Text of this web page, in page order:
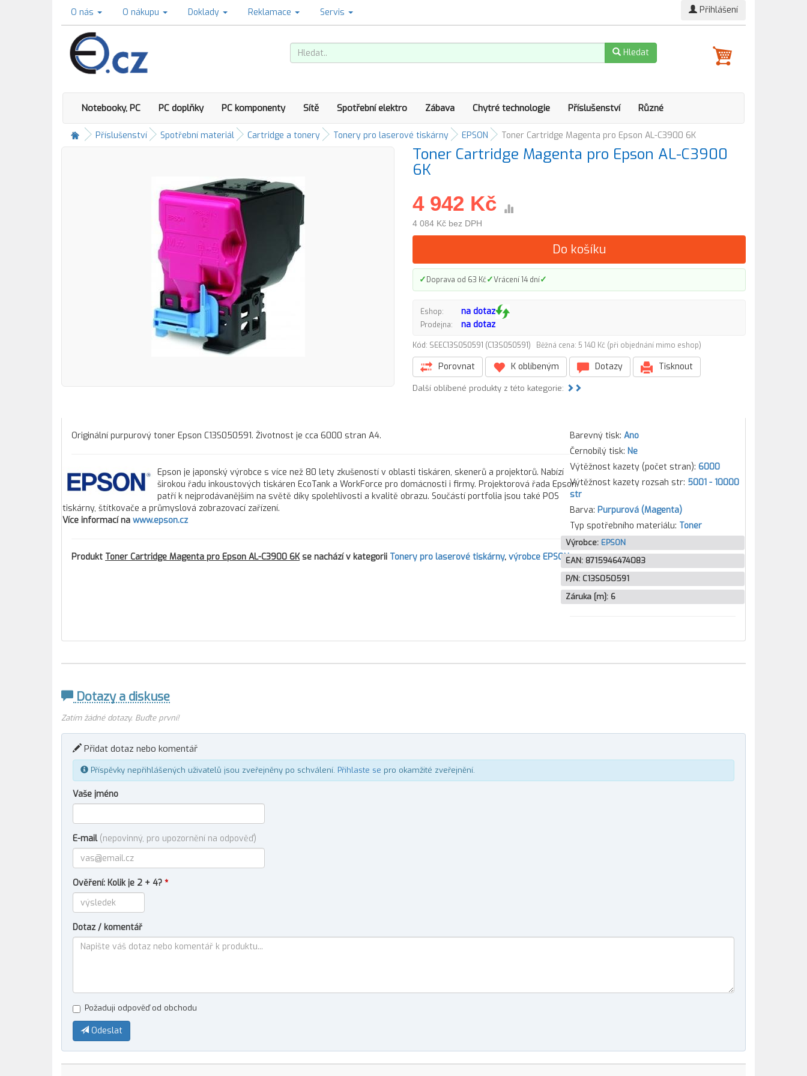
O nás O nákupu Doklady Reklamace Servis Přihlášení
Hledat
Notebooky, PC PC doplňky PC komponenty Sítě Spotřební elektro Zábava Chytré technologie Příslušenství Různé
Příslušenství Spotřební materiál Cartridge a tonery Tonery pro laserové tiskárny EPSON Toner Cartridge Magenta pro Epson AL-C3900 6K
Toner Cartridge Magenta pro Epson AL-C3900
6K
4 942 Kč
4 084 Kč bez DPH
Do košíku
✓Doprava od 63 Kč✓Vrácení 14 dní✓
Eshop: na dotaz
Prodejna: na dotaz
Kód: SEEC13S050591 (C13S050591) Běžná cena: 5 140 Kč (při objednání mimo eshop)
Porovnat K oblíbeným Dotazy Tisknout
Další oblíbené produkty z této kategorie:
Originální purpurový toner Epson C13S050591. Životnost je cca 6000 stran A4.
Epson je japonský výrobce s více než 80 lety zkušeností v oblasti tiskáren, skenerů a projektorů. Nabízí
širokou řadu inkoustových tiskáren EcoTank a WorkForce pro domácnosti i firmy. Projektorová řada Epson
patří k nejprodávanějším na světě díky spolehlivosti a kvalitě obrazu. Součástí portfolia jsou také POS
tiskárny, štítkovače a průmyslová zobrazovací zařízení.
Více informací na www.epson.cz
Produkt Toner Cartridge Magenta pro Epson AL-C3900 6Kse nachází v kategorii Tonery pro laserové tiskárny, výrobce EPSON
Barevný tisk: Ano
Černobílý tisk: Ne
Výtěžnost kazety (počet stran): 6000
Výtěžnost kazety rozsah str: 5001 - 10000
str
Barva: Purpurová (Magenta)
Typ spotřebního materiálu: Toner
Výrobce: EPSON
EAN: 8715946474083
P/N: C13S050591
Záruka [m]: 6
Dotazy a diskuse
Zatím žádné dotazy. Buďte první!
Přidat dotaz nebo komentář
Příspěvky nepřihlášených uživatelů jsou zveřejněny po schválení. Přihlaste se pro okamžité zveřejnění.
Vaše jméno
E-mail (nepovinný, pro upozornění na odpověď)
Ověření: Kolik je 2 + 4? *
Dotaz / komentář
Požaduji odpověď od obchodu
Odeslat